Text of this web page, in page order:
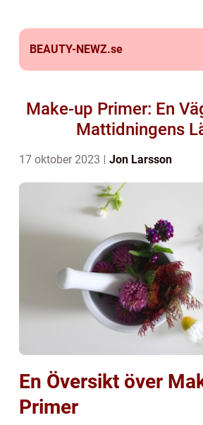
BEAUTY-NEWZ.se
Make-up Primer: En
Mattidningens
17 oktober 2023 Jon Larsson
En Översikt över
Primer